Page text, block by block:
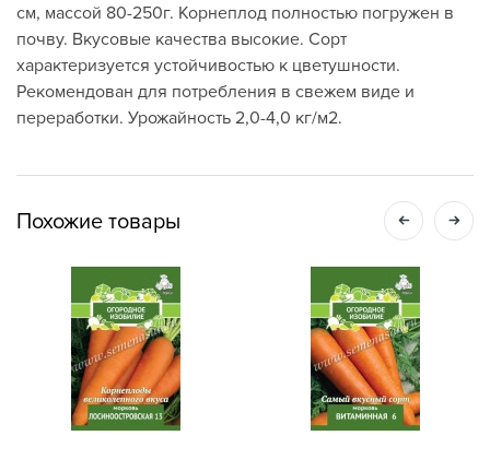
см, массой 80-250г. Корнеплод полностью погружен в
почву. Вкусовые качества высокие. Сорт
характеризуется устойчивостью к цветушности.
Рекомендован для потребления в свежем виде и
переработки. Урожайность 2,0-4,0 кг/м2.
Похожие товары